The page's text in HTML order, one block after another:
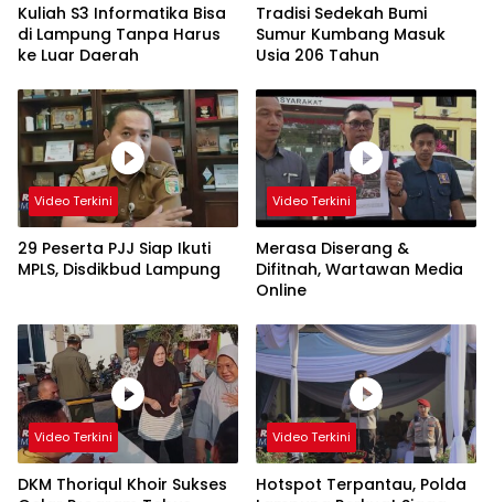
Kuliah S3 Informatika Bisa
di Lampung Tanpa Harus
ke Luar Daerah
Tradisi Sedekah Bumi
Sumur Kumbang Masuk
Usia 206 Tahun
Video Terkini
29 Peserta PJJ Siap Ikuti
MPLS, Disdikbud Lampung
Video Terkini
Merasa Diserang &
Difitnah, Wartawan Media
Online
Video Terkini
DKM Thoriqul Khoir Sukses
Video Terkini
Hotspot Terpantau, Polda